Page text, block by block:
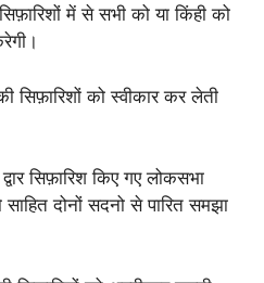
में से सभी को या किंही को
सिफ़ारिशों को स्वीकार कर लेती
सिफ़ारिश किए गए लोकसभा
साहित दोनों सदनो से पारित समझा